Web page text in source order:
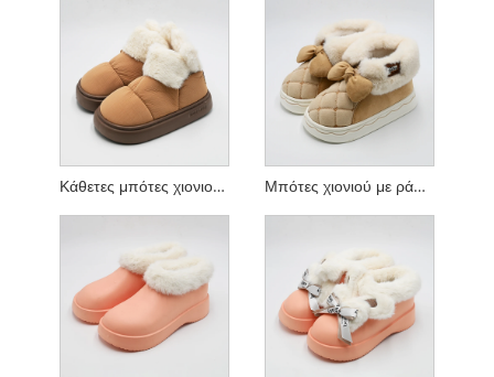
Κάθετες μπότες χιονιού στο μεσαίο αυτί Μπότες χιονιού με ράψιμο με παπιγιόν